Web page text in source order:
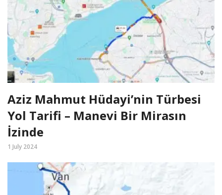
Aziz Mahmut Hüdayi’nin Türbesi
Yol Tarifi – Manevi Bir Mirasın
İzinde
1 July 2024